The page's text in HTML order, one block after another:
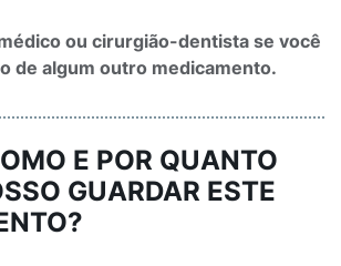
ou cirurgião-dentista se você
de algum outro medicamento.
E POR QUANTO
GUARDAR ESTE